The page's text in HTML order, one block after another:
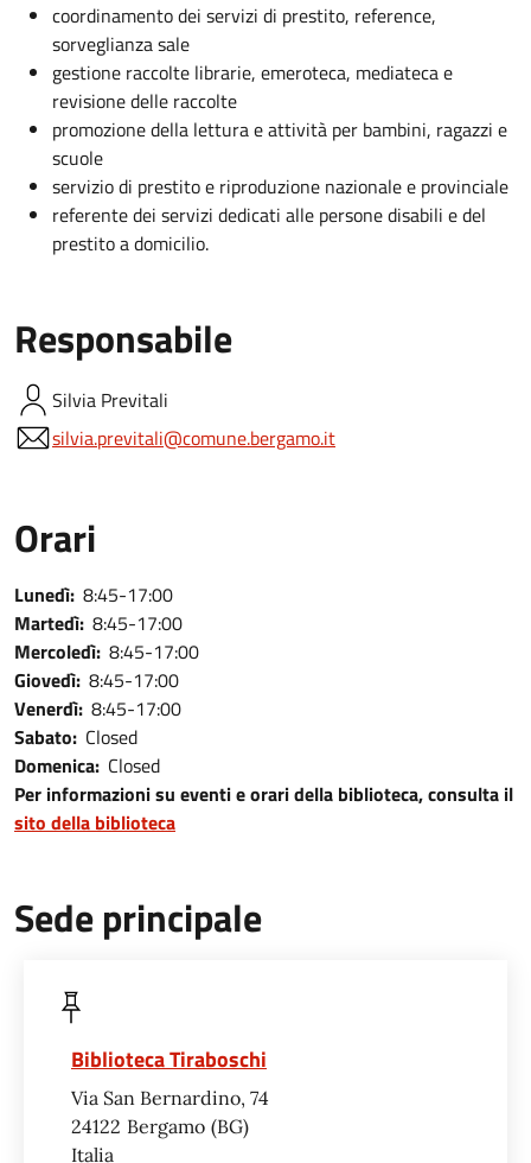
coordinamento dei servizi di prestito, reference,
sorveglianza sale
gestione raccolte librarie, emeroteca, mediateca e
revisione delle raccolte
promozione della lettura e attività per bambini, ragazzi e
scuole
servizio di prestito e riproduzione nazionale e provinciale
referente dei servizi dedicati alle persone disabili e del
prestito a domicilio.
Responsabile
Silvia Previtali
silvia.previtali@comune.bergamo.it
Orari
Lunedì: 8:45-17:00
Martedì: 8:45-17:00
Mercoledì: 8:45-17:00
Giovedì: 8:45-17:00
Venerdì: 8:45-17:00
Sabato: Closed
Domenica: Closed
Per informazioni su eventi e orari della biblioteca, consulta il
sito della biblioteca
Sede principale
Biblioteca Tiraboschi
Via San Bernardino, 74
24122 Bergamo BG
Italia